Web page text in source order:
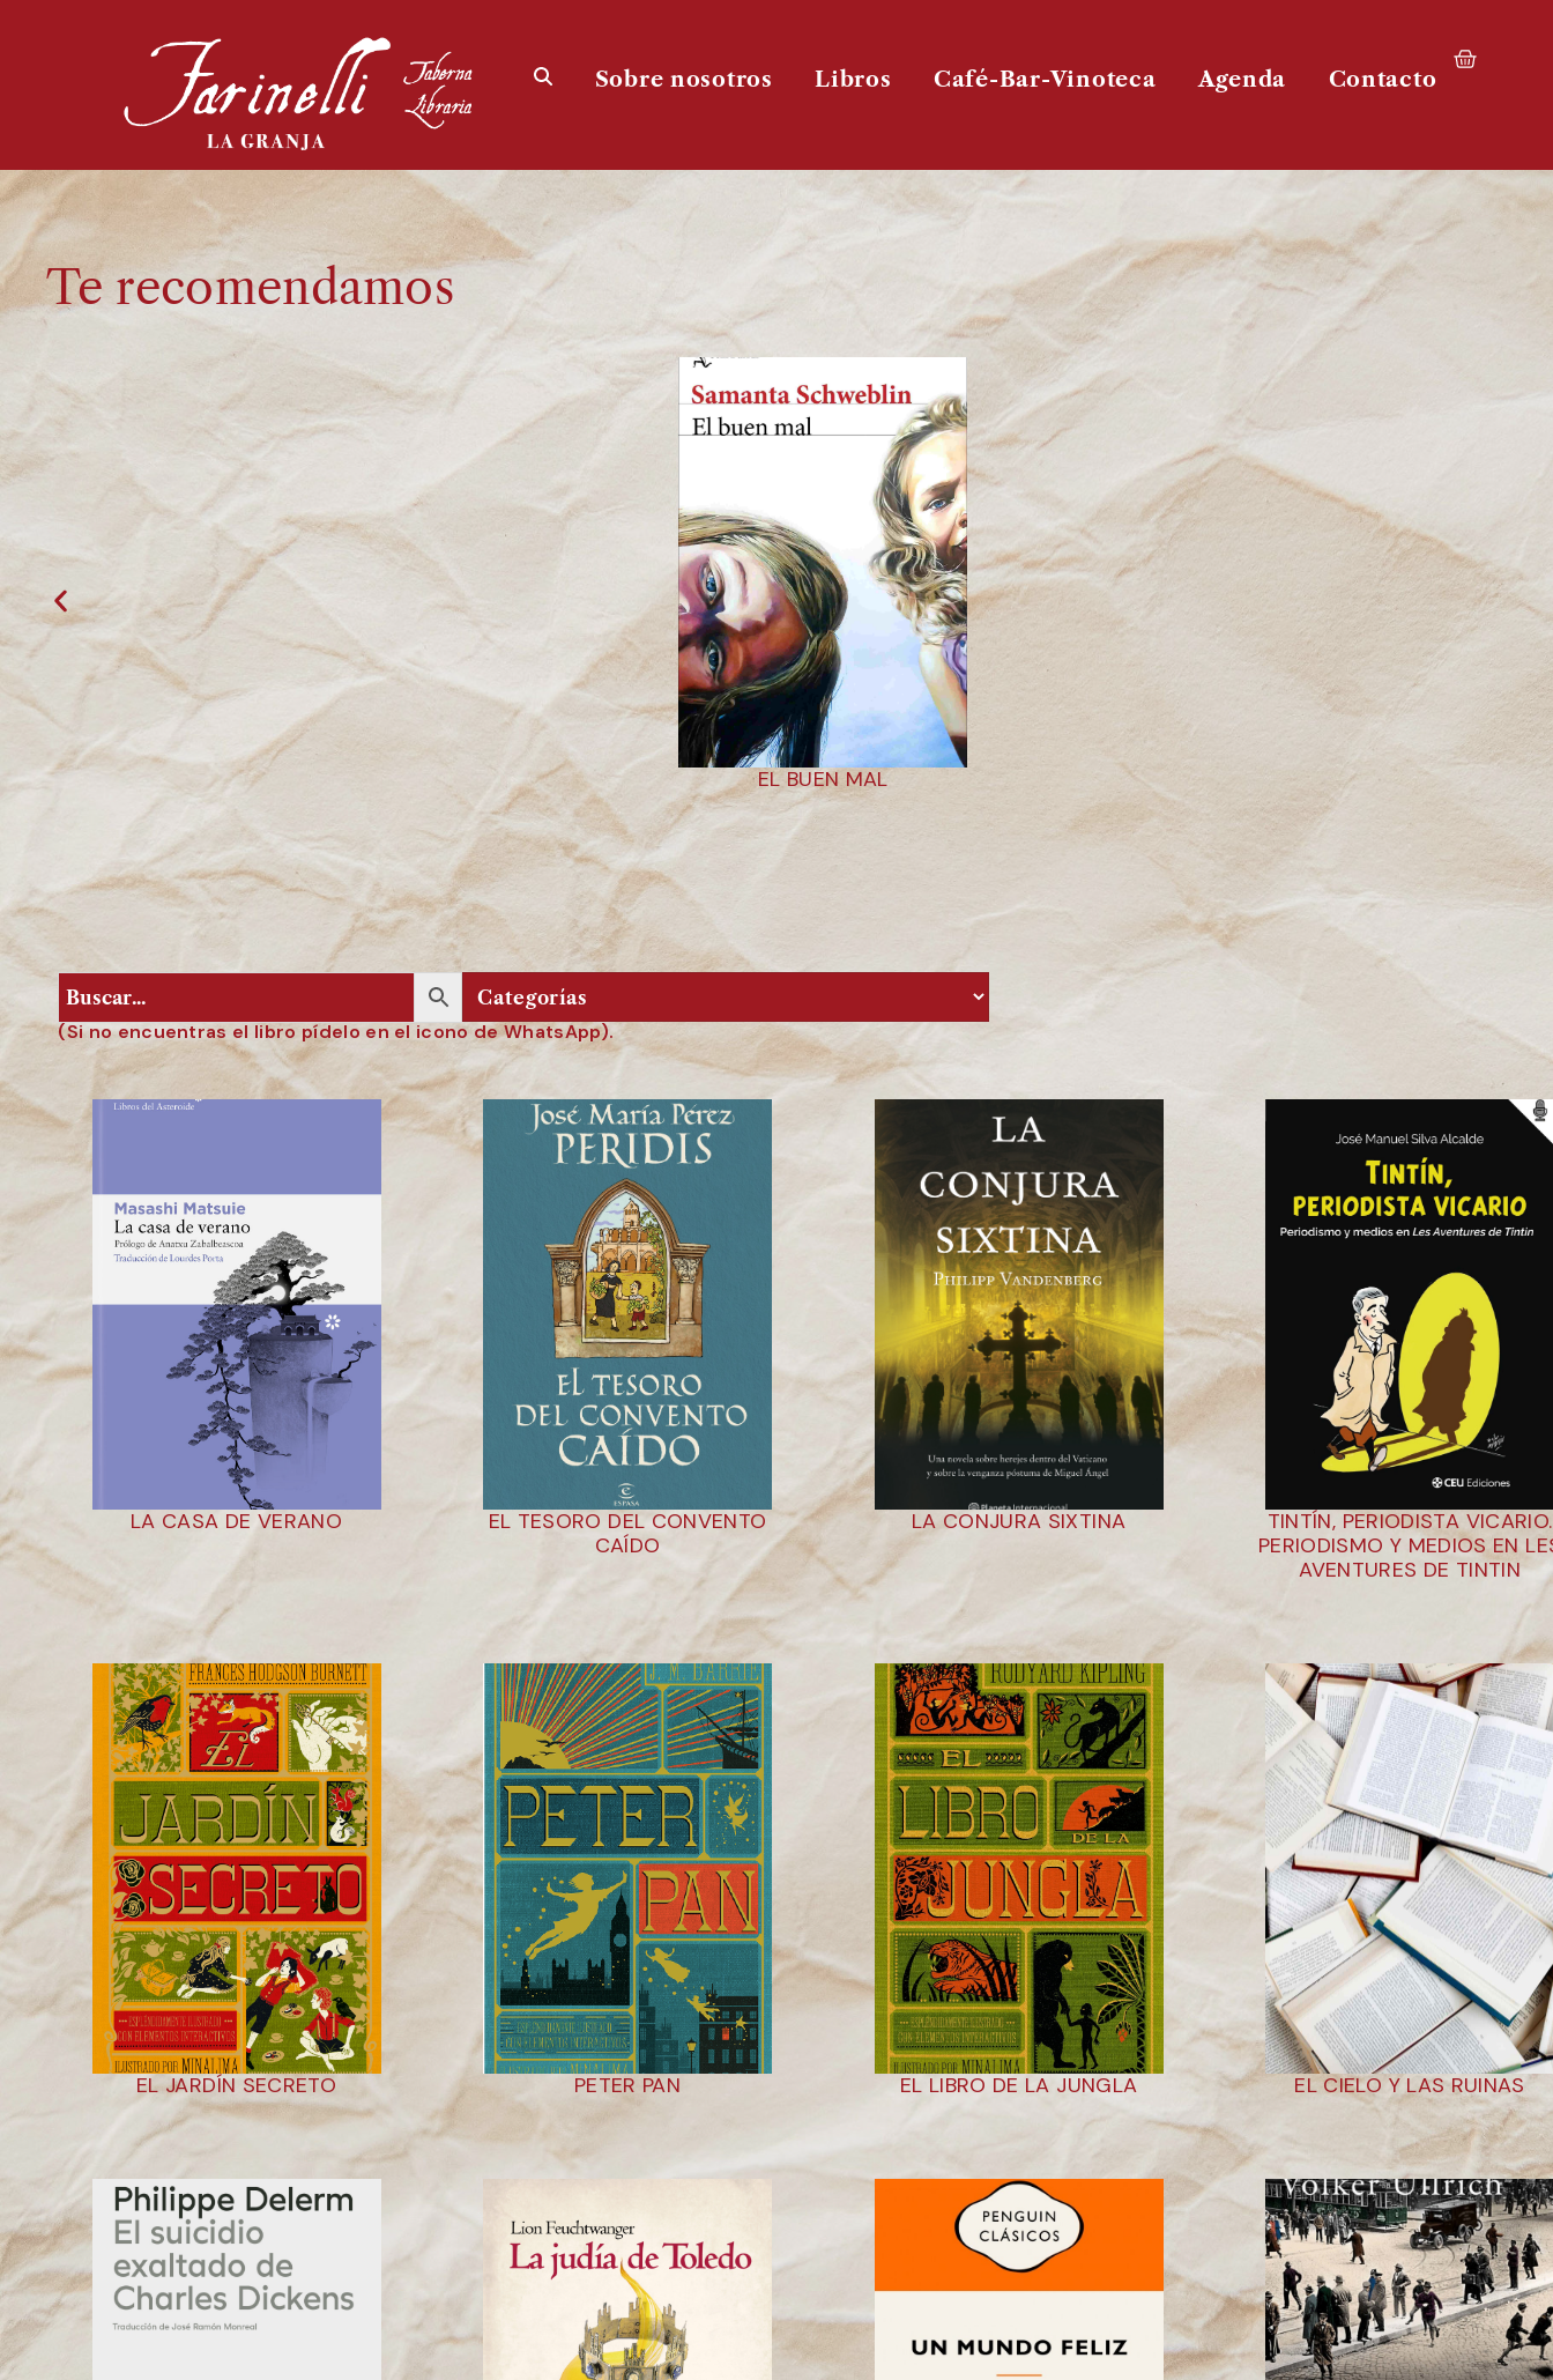
Sobre nosotros Libros Café-Bar-Vinoteca Agenda Contacto
Te recomendamos
EL BUEN MAL
(Si no encuentras el libro pídelo en el icono de WhatsApp).
LA CASA DE VERANO
EL TESORO DEL CONVENTO
CAÍDO
LA CONJURA SIXTINA
TINTÍN, PERIODISTA VICARIO.
PERIODISMO Y MEDIOS EN
AVENTURES DE TINTIN
EL JARDÍN SECRETO PETER PAN EL LIBRO DE LA JUNGLA EL CIELO Y LAS RUINAS